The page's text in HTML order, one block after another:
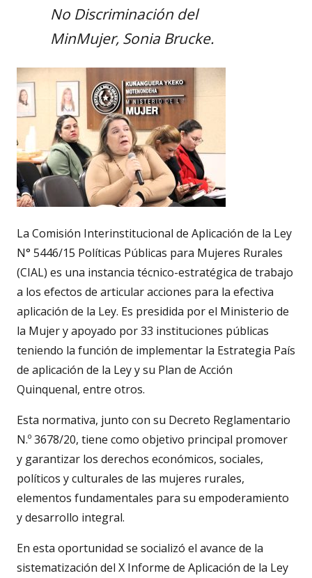
No Discriminación del
MinMujer, Sonia Brucke.
La Comisión Interinstitucional de Aplicación de la Ley
N° 5446/15 Políticas Públicas para Mujeres Rurales
(CIAL) es una instancia técnico-estratégica de trabajo
a los efectos de articular acciones para la efectiva
aplicación de la Ley. Es presidida por el Ministerio de
la Mujer y apoyado por 33 instituciones públicas
teniendo la función de implementar la Estrategia País
de aplicación de la Ley y su Plan de Acción
Quinquenal, entre otros.
Esta normativa, junto con su Decreto Reglamentario
N.º 3678/20, tiene como objetivo principal promover
y garantizar los derechos económicos, sociales,
políticos y culturales de las mujeres rurales,
elementos fundamentales para su empoderamiento
y desarrollo integral.
En esta oportunidad se socializó el avance de la
sistematización del X Informe de Aplicación de la Ley